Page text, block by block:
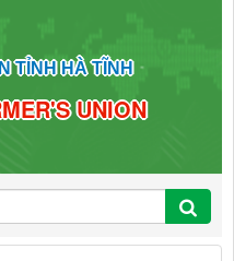
TỈNH HÀ TĨNH
UNION